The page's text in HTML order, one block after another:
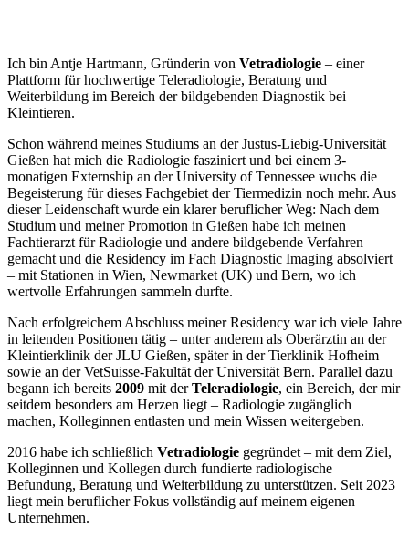
Ich bin Antje Hartmann, Gründerin von Vetradiologie – einer
Plattform für hochwertige Teleradiologie, Beratung und
Weiterbildung im Bereich der bildgebenden Diagnostik bei
Kleintieren.
Schon während meines Studiums an der Justus-Liebig-Universität
Gießen hat mich die Radiologie fasziniert und bei einem 3-
monatigen Externship an der University of Tennessee wuchs die
Begeisterung für dieses Fachgebiet der Tiermedizin noch mehr. Aus
dieser Leidenschaft wurde ein klarer beruflicher Weg: Nach dem
Studium und meiner Promotion in Gießen habe ich meinen
Fachtierarzt für Radiologie und andere bildgebende Verfahren
gemacht und die Residency im Fach Diagnostic Imaging absolviert
– mit Stationen in Wien, Newmarket (UK) und Bern, wo ich
wertvolle Erfahrungen sammeln durfte.
Nach erfolgreichem Abschluss meiner Residency war ich viele Jahre
in leitenden Positionen tätig – unter anderem als Oberärztin an der
Kleintierklinik der JLU Gießen, später in der Tierklinik Hofheim
sowie an der VetSuisse-Fakultät der Universität Bern. Parallel dazu
begann ich bereits 2009 mit derTeleradiologie, ein Bereich, der mir
seitdem besonders am Herzen liegt – Radiologie zugänglich
machen, Kolleginnen entlasten und mein Wissen weitergeben.
2016 habe ich schließlich Vetradiologie gegründet – mit dem Ziel,
Kolleginnen und Kollegen durch fundierte radiologische
Befundung, Beratung und Weiterbildung zu unterstützen. Seit 2023
liegt mein beruflicher Fokus vollständig auf meinem eigenen
Unternehmen.